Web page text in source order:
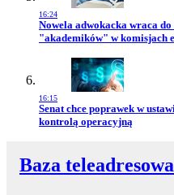
16:24
Przejdź do artykułu:
Nowela adwokacka wraca
"akademików" w komisjach
16:15
Przejdź do artykułu:
Senat chce poprawek w
kontrolą operacyjną
Baza teleadresowa